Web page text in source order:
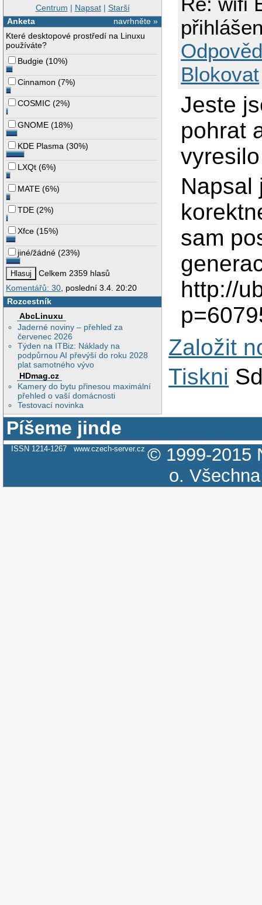
Centrum | Napsat| Starší
navrhněte »
Anketa
Které desktopové prostředí na Linuxu
používáte?
Budgie (10%)
Cinnamon (7%)
COSMIC (2%)
GNOME (18%)
KDE Plasma (30%)
LXQt (6%)
MATE (6%)
TDE (2%)
Xfce (15%)
jiné/žádné (23%)
Celkem 2359 hlasů
Komentářů: 30, poslední 3.4. 20:20
Rozcestník
AbcLinuxu
Jaderné noviny – přehled za
červenec 2026
Týden na ITBiz: Náklady na
podpůrnou AI převýší do roku 2028
plat samotného vývo
HDmag.cz
Kamery do bytu přinesou maximální
přehled o vaší domácnosti
Testovací novinka
Blokovat
Jeste
pohrat
Napsal
sam
http://
Založit
Tiskni
Píšeme jinde
ISSN 1214-1267 www.czech-server.cz © 1999-2015
o.